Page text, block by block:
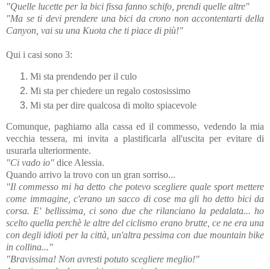
"Quelle lucette per la bici fissa fanno schifo, prendi quelle altre"
"Ma se ti devi prendere una bici da crono non accontentarti della
Canyon, vai su una Kuota che ti piace di più!"
Qui i casi sono 3:
Mi sta prendendo per il culo
Mi sta per chiedere un regalo costosissimo
Mi sta per dire qualcosa di molto spiacevole
Comunque, paghiamo alla cassa ed il commesso, vedendo la mia
vecchia tessera, mi invita a plastificarla all'uscita per evitare di
usurarla ulteriormente.
"Ci vado io" dice Alessia.
Quando arrivo la trovo con un gran sorriso...
"Il commesso mi ha detto che potevo scegliere quale sport mettere
come immagine, c'erano un sacco di cose ma gli ho detto bici da
corsa. E' bellissima, ci sono due che rilanciano la pedalata... ho
scelto quella perchè le altre del ciclismo erano brutte, ce ne era una
con degli idioti per la città, un'altra pessima con due mountain bike
in collina..."
"Bravissima! Non avresti potuto scegliere meglio!"